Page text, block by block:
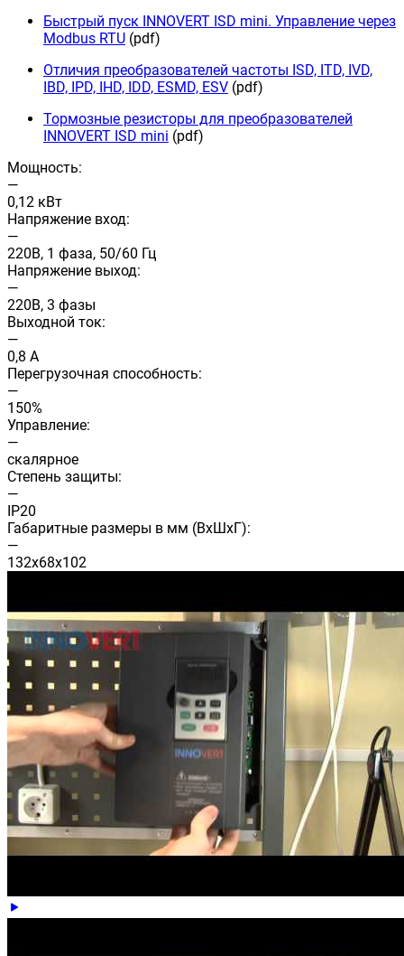
Быстрый пуск INNOVERT ISD mini. Управление через
Modbus RTU (pdf)
Отличия преобразователей частоты ISD, ITD, IVD,
IBD, IPD, IHD, IDD, ESMD, ESV (pdf)
Тормозные резисторы для преобразователей
INNOVERT ISD mini (pdf)
Мощность:
—
0,12 кВт
Напряжение вход:
—
220В, 1 фаза, 50/60 Гц
Напряжение выход:
—
220В, 3 фазы
Выходной ток:
—
0,8 А
Перегрузочная способность:
—
150%
Управление:
—
скалярное
Степень защиты:
—
IP20
Габаритные размеры в мм (ВхШхГ):
—
132х68х102